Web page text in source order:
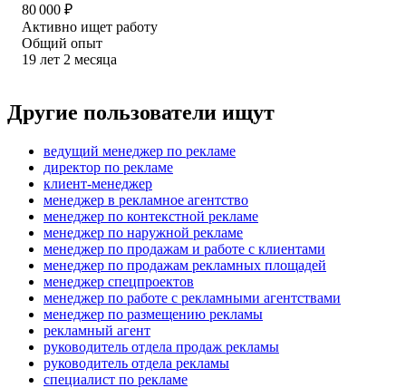
80 000 ₽
Активно ищет работу
Общий опыт
19 лет 2 месяца
Другие пользователи ищут
ведущий менеджер по рекламе
директор по рекламе
клиент-менеджер
менеджер в рекламное агентство
менеджер по контекстной рекламе
менеджер по наружной рекламе
менеджер по продажам и работе с клиентами
менеджер по продажам рекламных площадей
менеджер спецпроектов
менеджер по работе с рекламными агентствами
менеджер по размещению рекламы
рекламный агент
руководитель отдела продаж рекламы
руководитель отдела рекламы
специалист по рекламе